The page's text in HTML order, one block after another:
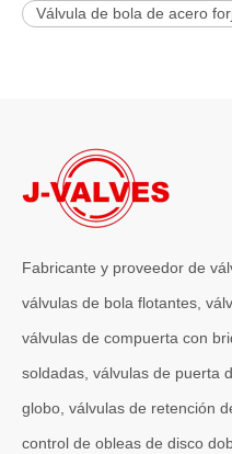
Válvula de bola de acero
Fabricante y proveedor de
válvulas de bola flotantes,
válvulas de compuerta con
soldadas, válvulas de puerta
globo, válvulas de retención
control de obleas de disco